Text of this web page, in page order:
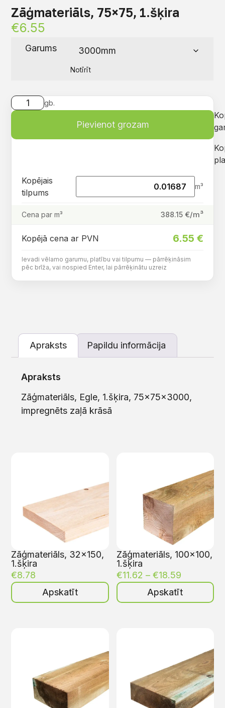
Zāģmateriāls, 75×75, 1.šķira
€6.55
Garums
Notīrīt
gb.
Pievienot grozam
Kopējais
tilpums
m³
Cena par m³ 388.15€/m³
Kopējā cena ar PVN 6.55 €
Ievadi vēlamo garumu, platību vai tilpumu — pārrēķināsim
pēc brīža, vai nospied Enter, lai pārrēķinātu uzreiz
Apraksts Papildu informācija
Apraksts
Zāģmateriāls, Egle, 1.šķira, 75x75x3000,
impregnēts zaļā krāsā
Zāģmateriāls, 32×150,
1.šķira
€8.78
Apskatīt
Zāģmateriāls, 100×100,
1.šķira
€11.62 – €18.59
Apskatīt